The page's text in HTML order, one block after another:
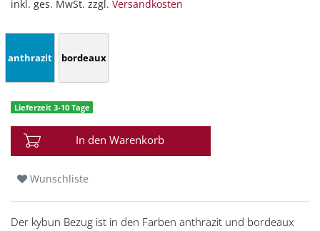
inkl. ges. MwSt. zzgl. Versandkosten
anthrazit bordeaux
Lieferzeit 3-10 Tage
In den Warenkorb
Wunschliste
Der kybun Bezug ist in den Farben anthrazit und bordeaux